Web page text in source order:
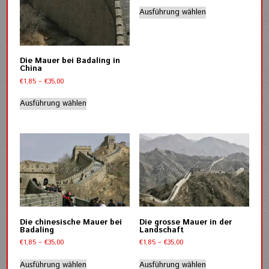
Die Mauer bei Badaling in
China
€1,85 –€35,00Preisspanne:
bis
€35,00
Ausführung wählen
Dieses
Produkt
mehrere
Varianten
auf.
Die
Optionen
können
auf
Produktseite
bis
€35,00
Ausführung wählenProdukt
Produktseite
werden
Die chinesische Mauer bei
Badaling
€1,85 –€35,00Preisspanne:
bis
Ausführung wählen
Dieses
Die grosse Mauer in der
Landschaft
€1,85 – €35,00Preisspanne:
bis
Ausführung wählen
Dieses